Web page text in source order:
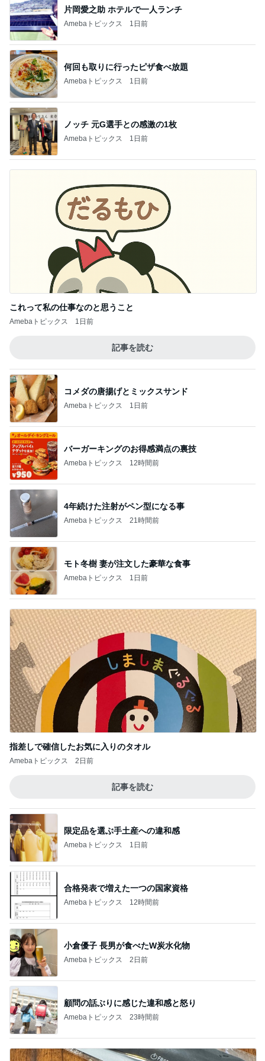
片岡愛之助 ホテルで一人ランチ
Amebaトピックス 1日前
何回も取りに行ったピザ食べ放題
Amebaトピックス 1日前
ノッチ 元G選手との感激の1枚
Amebaトピックス 1日前
これって私の仕事なのと思うこと
Amebaトピックス 1日前
記事を読む
コメダの唐揚げとミックスサンド
Amebaトピックス 1日前
バーガーキングのお得感満点の裏技
Amebaトピックス 12時間前
4年続けた注射がペン型になる事
Amebaトピックス 21時間前
モト冬樹 妻が注文した豪華な食事
Amebaトピックス 1日前
指差しで確信したお気に入りのタオル
Amebaトピックス 2日前
記事を読む
限定品を選ぶ手土産への違和感
Amebaトピックス 1日前
合格発表で増えた一つの国家資格
Amebaトピックス 12時間前
小倉優子 長男が食べたW炭水化物
Amebaトピックス 2日前
顧問の話ぶりに感じた違和感と怒り
Amebaトピックス 23時間前